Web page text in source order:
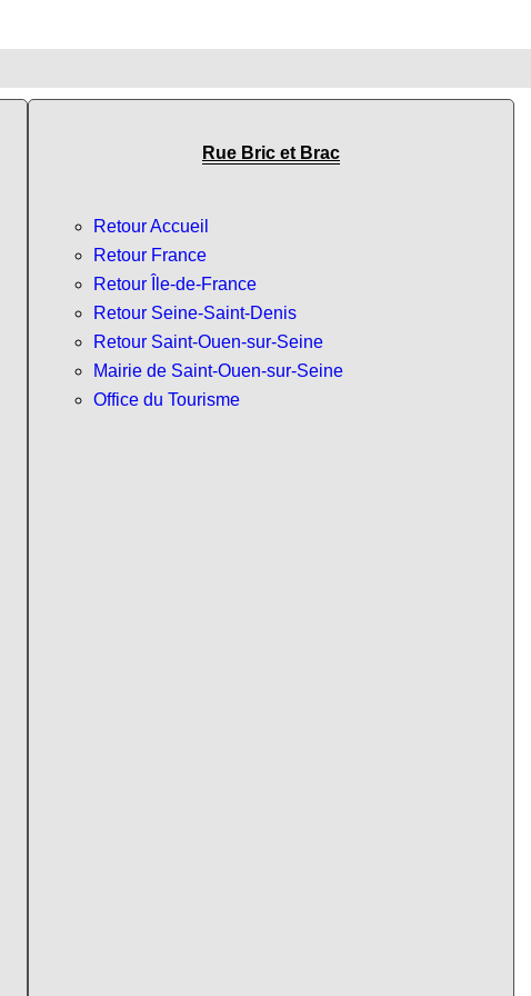
Rue Bric et Brac
Retour Accueil
Retour France
Retour Île-de-France
Retour Seine-Saint-Denis
Retour Saint-Ouen-sur-Seine
Mairie de Saint-Ouen-sur-Seine
Office du Tourisme